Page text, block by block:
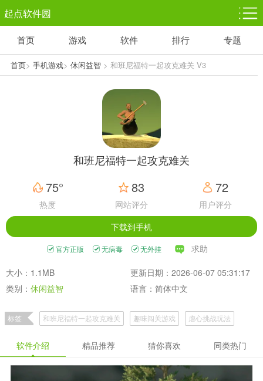
起点软件园
塔防游戏
1千+款游戏
休闲益智
1万+款游戏
体育竞技
5百+款游戏
赛车竞速
3百+款游戏
首页 游戏 软件 排行 专题
首页> 手机游戏> 休闲益智> 和班尼福特一起攻克难关 V3
和班尼福特一起攻克难关
75°
热度
83
网站评分
72
用户评分
下载到手机
官方正版 无病毒 无外挂 求助
大小：1.1MB
更新日期：2026-06-07 05:31:17
类别： 休闲益智 语言：简体中文
标签 和班尼福特一起攻克难关 趣味闯关游戏 虐心挑战玩法
软件介绍 精品推荐 猜你喜欢 同类热门